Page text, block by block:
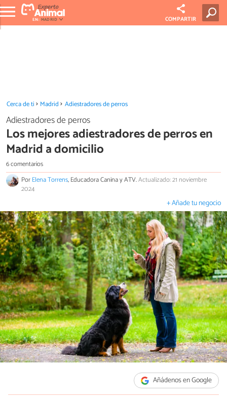
EN: MADRID COMPARTIR
Cerca de ti Madrid Adiestradores de perros
Adiestradores de perros
Los mejores adiestradores de perros en
Madrid a domicilio
6 comentarios
PorElena Torrens, Educadora Canina y ATV.Actualizado: 21 noviembre
2024
+ Añade tu negocio
Añádenos en Google